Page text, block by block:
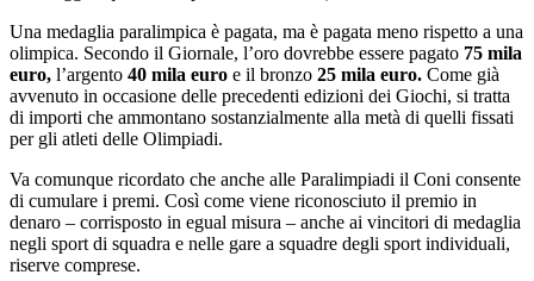
Una medaglia paralimpica è pagata, ma è pagata meno rispetto a una
olimpica. Secondo il Giornale, l’oro dovrebbe essere pagato 75 mila
euro, l’argento 40 mila euro e il bronzo 25 mila euro. Come già
avvenuto in occasione delle precedenti edizioni dei Giochi, si tratta
di importi che ammontano sostanzialmente alla metà di quelli fissati
per gli atleti delle Olimpiadi.
Va comunque ricordato che anche alle Paralimpiadi il Coni consente
di cumulare i premi. Così come viene riconosciuto il premio in
denaro – corrisposto in egual misura – anche ai vincitori di medaglia
negli sport di squadra e nelle gare a squadre degli sport individuali,
riserve comprese.